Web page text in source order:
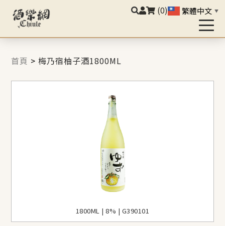
(0) 繁體中文 ▼
首頁 > 梅乃宿柚子酒1800ML
1800ML | 8% | G390101